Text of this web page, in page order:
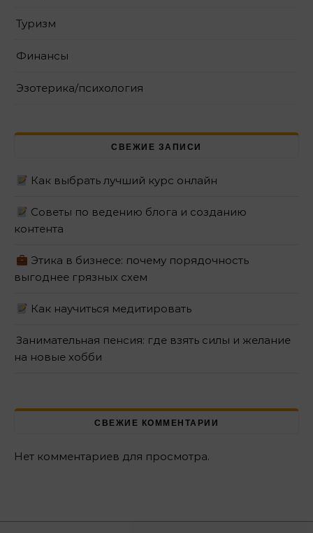
Туризм
Финансы
Эзотерика/психология
СВЕЖИЕ ЗАПИСИ
Как выбрать лучший курс онлайн
Советы по ведению блога и созданию
контента
Этика в бизнесе: почему порядочность
выгоднее грязных схем
Как научиться медитировать
Занимательная пенсия: где взять силы и желание
на новые хобби
СВЕЖИЕ КОММЕНТАРИИ
Нет комментариев для просмотра.